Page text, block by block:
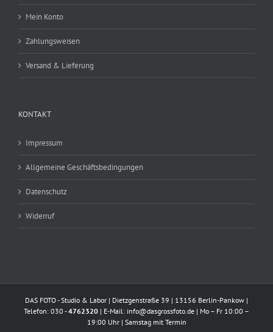
Mein Konto
Zahlungsweisen
Versand & Lieferung
KONTAKT
Impressum
Allgemeine Geschäftsbedingungen
Datenschutz
Widerruf
DAS FOTO - Studio & Labor | Dietzgenstraße 39 | 13156 Berlin-Pankow |
Telefon: 030 -4762320 | E-Mail: info@dasgrossfoto.de | Mo – Fr 10:00 –
19:00 Uhr | Samstag mit Termin